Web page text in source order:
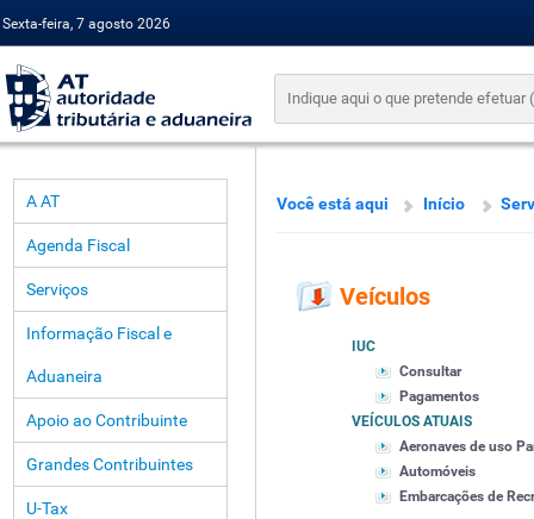
Sexta-feira, 7 agosto 2026
A AT
Agenda Fiscal
Serviços
Informação Fiscal e
Aduaneira
Apoio ao Contribuinte
Grandes Contribuintes
U-Tax
Você está aqui Início
Veículos
IUC
Consultar
Pagamentos
VEÍCULOS ATUAIS
Aeronaves de uso
Automóveis
Embarcações de